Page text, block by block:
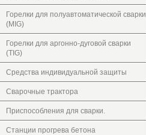
Горелки для полуавтоматической сварки
(MIG)
Горелки для аргонно-дуговой сварки
(TIG)
Средства индивидуальной защиты
Сварочные трактора
Приспособления для сварки.
Станции прогрева бетона